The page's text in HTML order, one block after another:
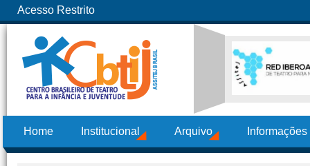
Acesso Restrito
Home Institucional Arquivo